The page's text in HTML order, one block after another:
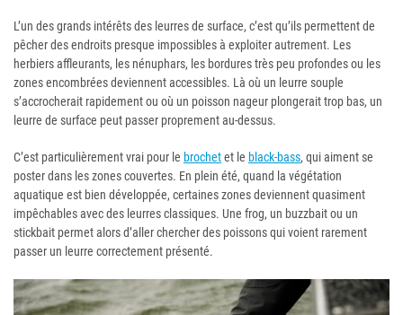
L’un des grands intérêts des leurres de surface, c’est qu’ils permettent de
pêcher des endroits presque impossibles à exploiter autrement. Les
herbiers affleurants, les nénuphars, les bordures très peu profondes ou les
zones encombrées deviennent accessibles. Là où un leurre souple
s’accrocherait rapidement ou où un poisson nageur plongerait trop bas, un
leurre de surface peut passer proprement au-dessus.
C’est particulièrement vrai pour le brochetet le black-bass, qui aiment se
poster dans les zones couvertes. En plein été, quand la végétation
aquatique est bien développée, certaines zones deviennent quasiment
impêchables avec des leurres classiques. Une frog, un buzzbait ou un
stickbait permet alors d’aller chercher des poissons qui voient rarement
passer un leurre correctement présenté.